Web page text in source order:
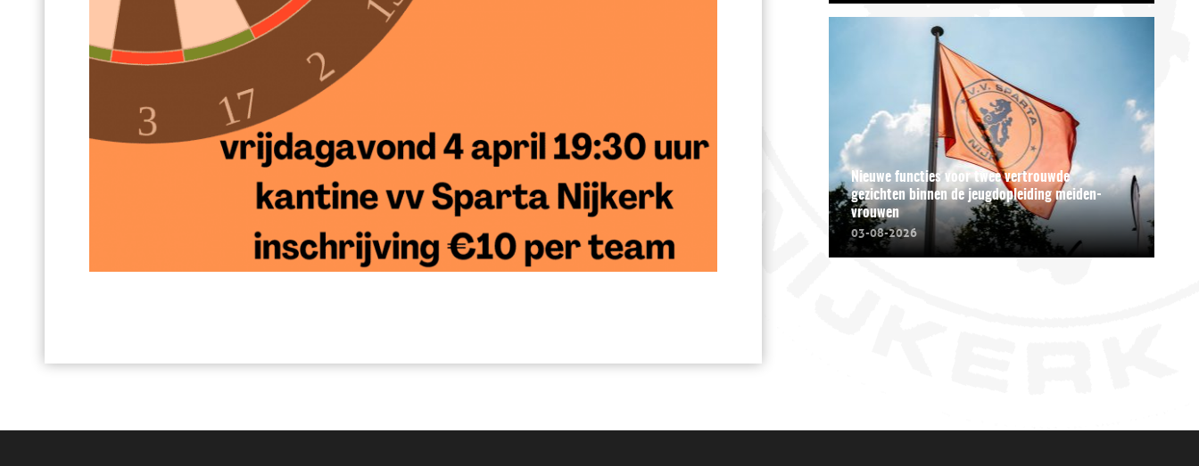
Nieuwe functies voor twee vertrouwde
gezichten binnen de jeugdopleiding meiden-
vrouwen
03-08-2026